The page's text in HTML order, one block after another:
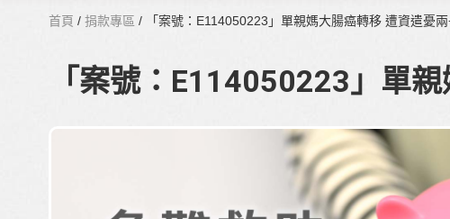
首頁 / 捐款專區 / 「案號：E114050223」單親媽大腸癌轉移 遭資遣憂
「案號：E114050223」單